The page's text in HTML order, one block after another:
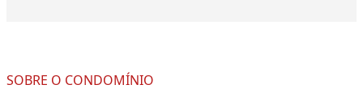
SOBRE O CONDOMÍNIO